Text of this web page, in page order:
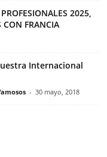
2025,
CON FRANCIA
Internacional
- 30 mayo, 2018